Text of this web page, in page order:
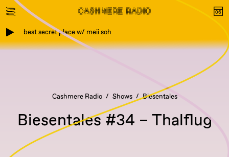
best secret place w/ meii soh
Cashmere Radio Shows Biesentales
Biesentales #34 – Thalflug